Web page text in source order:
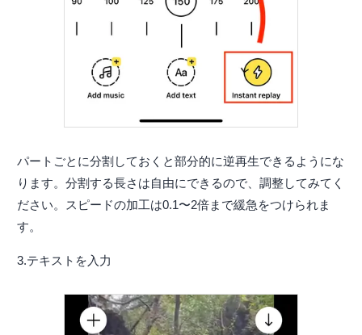
パートごとに分割しておくと部分的に逆再生できるようにな
ります。分割する長さは自由にできるので、調整してみてく
ださい。スピードの加工は0.1〜2倍まで緩急をつけられま
す。
3.テキストを入力